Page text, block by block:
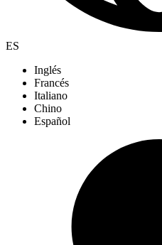
ES
Inglés
Francés
Italiano
Chino
Español